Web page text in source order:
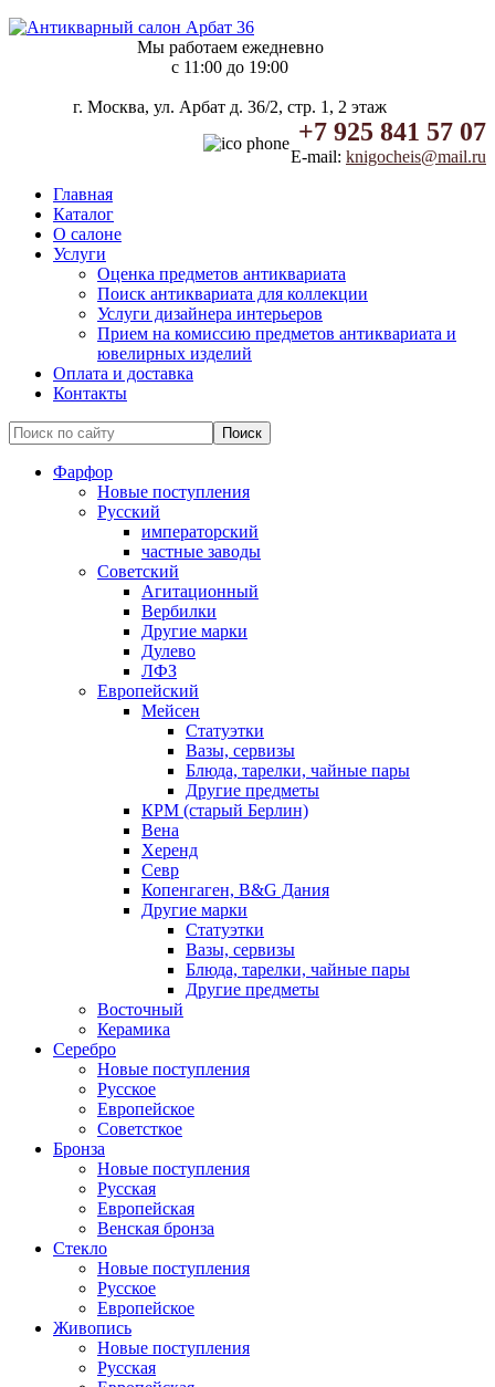
Мы работаем ежедневно
c 11:00 до 19:00
г. Москва, ул. Арбат д. 36/2, стр. 1, 2 этаж
+7 925 841 57 07
E-mail: knigocheis@mail.ru
Главная
Каталог
О салоне
Услуги
Оценка предметов антиквариата
Поиск антиквариата для коллекции
Услуги дизайнера интерьеров
Прием на комиссию предметов антиквариата и
ювелирных изделий
Оплата и доставка
Контакты
Фарфор
Новые поступления
Русский
императорский
частные заводы
Советский
Агитационный
Вербилки
Другие марки
Дулево
ЛФЗ
Европейский
Мейсен
Статуэтки
Вазы, сервизы
Блюда, тарелки, чайные пары
Другие предметы
КРМ (старый Берлин)
Вена
Херенд
Севр
Копенгаген, B&G Дания
Другие марки
Статуэтки
Вазы, сервизы
Блюда, тарелки, чайные пары
Другие предметы
Восточный
Керамика
Серебро
Новые поступления
Русское
Европейское
Советсткое
Бронза
Новые поступления
Русская
Европейская
Венская бронза
Стекло
Новые поступления
Русское
Европейское
Живопись
Новые поступления
Русская